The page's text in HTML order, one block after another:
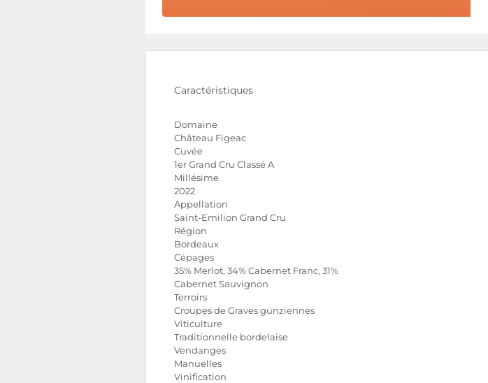
Caractéristiques
Domaine
Château Figeac
Cuvée
1er Grand Cru Classé A
Millésime
2022
Appellation
Saint-Emilion Grand Cru
Région
Bordeaux
Cépages
35% Merlot, 34% Cabernet Franc, 31%
Cabernet Sauvignon
Terroirs
Croupes de Graves günziennes
Viticulture
Traditionnelle bordelaise
Vendanges
Manuelles
Vinification